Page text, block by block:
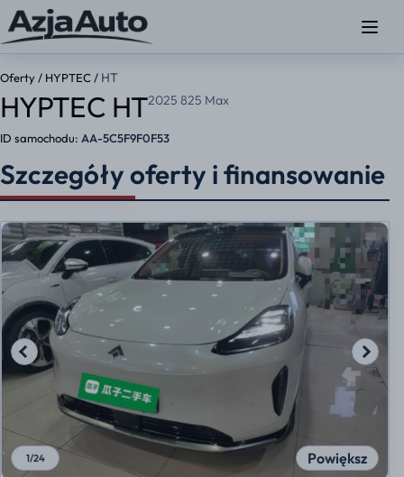
Oferty / HYPTEC / HT
HYPTEC HT2025 825 Max
ID samochodu: AA-5C5F9F0F53
Szczegóły oferty i finansowanie
Powiększ
1/24